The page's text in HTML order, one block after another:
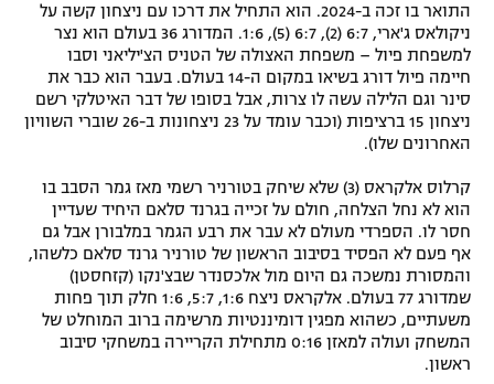
התואר בו זכה ב-2024. הוא התחיל את דרכו עם ניצחון קשה על
ניקולאס ג'ארי, 6:7 (2), 6:7 (5), 1:6. המדורג 36 בעולם הוא נצר
למשפחת פיול – משפחת האצולה של הטניס הצ'יליאני וסבו
חיימה פיול דורג בשיאו במקום ה-14 בעולם. בעבר הוא כבר את
סינר וגם הלילה עשה לו צרות, אבל בסופו של דבר האיטלקי רשם
ניצחון 15 ברציפות (וכבר עומד על 23 ניצחונות ב-26 שוברי השוויון
האחרונים שלו).
קרלוס אלקראס (3) שלא שיחק בטורניר רשמי מאז גמר הסבב בו
הוא לא נחל הצלחה, חולם על זכייה בגרנד סלאם היחיד שעדיין
חסר לו. הספרדי מעולם לא עבר את רבע הגמר במלבורן אבל גם
אף פעם לא הפסיד בסיבוב הראשון של טורניר גרנד סלאם כלשהו,
והמסורת נמשכה גם היום מול אלכסנדר שבצ'נקו (קזחסטן)
שמדורג 77 בעולם. אלקראס ניצח 1:6, 5:7, 1:6 חלק תוך פחות
משעתיים, כשהוא מפגין דומיננטיות מרשימה ברוב המוחלט של
המשחק ועולה למאזן 0:16 מתחילת הקריירה במשחקי סיבוב
ראשון.